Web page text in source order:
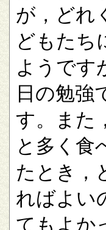
が，どれ
どもたち
ようです
日の勉強
す。また
と多く食
たとき，
ればよい
てもよか